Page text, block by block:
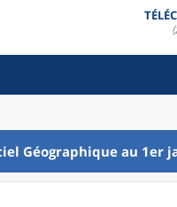
Géographique au 1er